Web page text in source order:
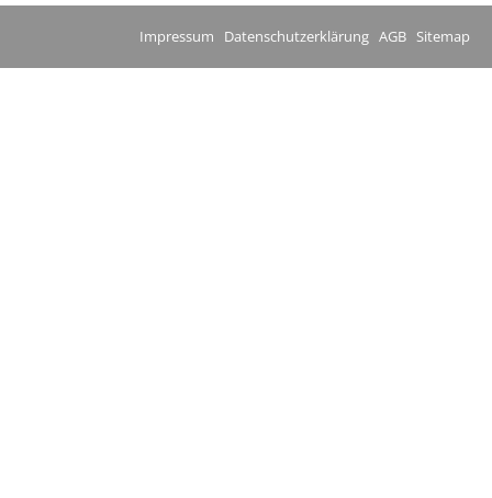
Impressum Datenschutzerklärung AGB Sitemap